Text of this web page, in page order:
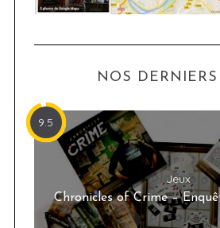
NOS
9.5
Jeux
Chronicles of Crime –